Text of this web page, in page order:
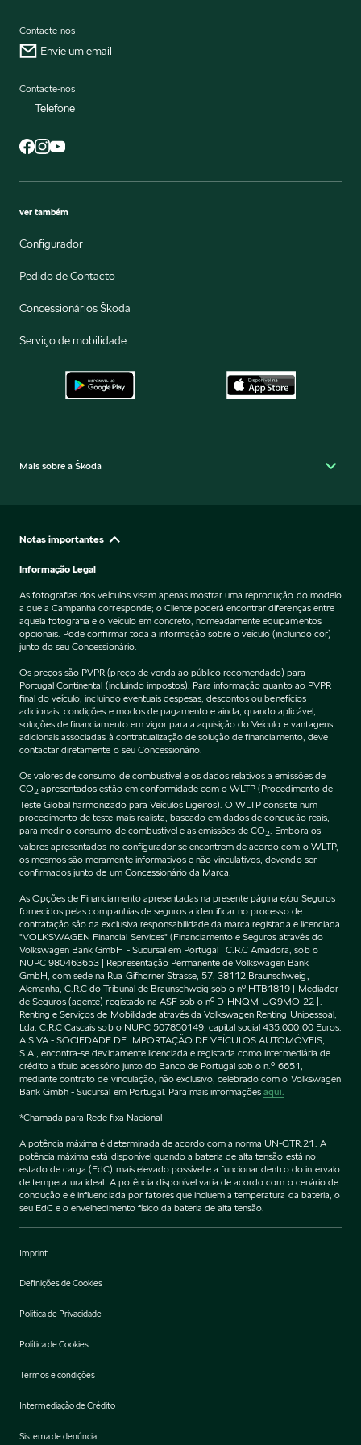
Contacte-nos
Envie um email
Contacte-nos
Telefone
ver também
Configurador
Pedido de Contacto
Concessionários Škoda
Serviço de mobilidade
Mais sobre a Škoda
Notas importantes
Informação Legal
As fotografias dos veículos visam apenas mostrar uma reprodução do modelo
a que a Campanha corresponde; o Cliente poderá encontrar diferenças entre
aquela fotografia e o veículo em concreto, nomeadamente equipamentos
opcionais. Pode confirmar toda a informação sobre o veículo (incluindo cor)
junto do seu Concessionário.
Os preços são PVPR (preço de venda ao público recomendado) para
Portugal Continental (incluindo impostos). Para informação quanto ao PVPR
final do veículo, incluindo eventuais despesas, descontos ou benefícios
adicionais, condições e modos de pagamento e ainda, quando aplicável,
soluções de financiamento em vigor para a aquisição do Veículo e vantagens
adicionais associadas à contratualização de solução de financiamento, deve
contactar diretamente o seu Concessionário.
Os valores de consumo de combustível e os dados relativos a emissões de
CO2 apresentados estão em conformidade com o WLTP (Procedimento de
Teste Global harmonizado para Veículos Ligeiros). O WLTP consiste num
procedimento de teste mais realista, baseado em dados de condução reais,
para medir o consumo de combustível e as emissões de CO2 . Embora os
valores apresentados no configurador se encontrem de acordo com o WLTP,
os mesmos são meramente informativos e não vinculativos, devendo ser
confirmados junto de um Concessionário da Marca.
As Opções de Financiamento apresentadas na presente página e/ou Seguros
fornecidos pelas companhias de seguros a identificar no processo de
contratação são da exclusiva responsabilidade da marca registada e licenciada
"VOLKSWAGEN Financial Services" (Financiamento e Seguros através do
Volkswagen Bank GmbH - Sucursal em Portugal | C.R.C Amadora, sob o
NUPC 980463653 | Representação Permanente de Volkswagen Bank
GmbH, com sede na Rua Gifhorner Strasse, 57, 38112 Braunschweig,
Alemanha, C.R.C do Tribunal de Braunschweig sob o nº HTB1819 | Mediador
de Seguros (agente) registado na ASF sob o nº D-HNQM-UQ9MO-22 |.
Renting e Serviços de Mobilidade através da Volkswagen Renting Unipessoal,
Lda. C.R.C Cascais sob o NUPC 507850149, capital social 435.000,00 Euros.
A SIVA - SOCIEDADE DE IMPORTAÇÃO DE VEÍCULOS AUTOMÓVEIS,
S.A., encontra-se devidamente licenciada e registada como intermediária de
crédito a título acessório junto do Banco de Portugal sob o n.º 6651,
mediante contrato de vinculação, não exclusivo, celebrado com o Volkswagen
Bank Gmbh - Sucursal em Portugal. Para mais informaçõesaqui.
*Chamada para Rede fixa Nacional
A potência máxima é determinada de acordo com a norma UN-GTR.21. A
potência máxima está disponível quando a bateria de alta tensão está no
estado de carga (EdC) mais elevado possível e a funcionar dentro do intervalo
de temperatura ideal. A potência disponível varia de acordo com o cenário de
condução e é influenciada por fatores que incluem a temperatura da bateria, o
seu EdC e o envelhecimento físico da bateria de alta tensão.
Imprint
Definições de Cookies
Política de Privacidade
Política de Cookies
Termos e condições
Intermediação de Crédito
Sistema de denúncia